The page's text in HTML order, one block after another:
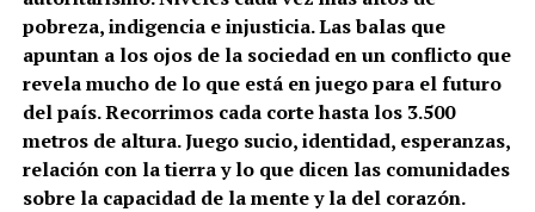
pobreza, indigencia e injusticia. Las balas que
apuntan a los ojos de la sociedad en un conflicto que
revela mucho de lo que está en juego para el futuro
del país. Recorrimos cada corte hasta los 3.500
metros de altura. Juego sucio, identidad, esperanzas,
relación con la tierra y lo que dicen las comunidades
sobre la capacidad de la mente y la del corazón.